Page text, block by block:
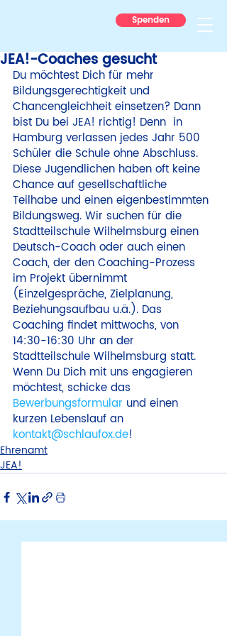
Spenden
JEA!-Coaches gesucht
Du möchtest Dich für mehr
Bildungsgerechtigkeit und
Chancengleichheit einsetzen? Dann
bist Du bei JEA! richtig! Denn  in
Hamburg verlassen jedes Jahr 500
Schüler die Schule ohne Abschluss.
Diese Jugendlichen haben oft keine
Chance auf gesellschaftliche
Teilhabe und einen eigenbestimmten
Bildungsweg. Wir suchen für die
Stadtteilschule Wilhelmsburg einen
Deutsch-Coach oder auch einen
Coach, der den Coaching-Prozess
im Projekt übernimmt
(Einzelgespräche, Zielplanung,
Beziehungsaufbau u.ä.). Das
Coaching findet mittwochs, von
14:30-16:30 Uhr an der
Stadtteilschule Wilhelmsburg statt.
Wenn Du Dich mit uns engagieren
möchtest, schicke das
Bewerbungsformular und einen
kurzen Lebenslauf an
kontakt@schlaufox.de!
Ehrenamt
JEA!